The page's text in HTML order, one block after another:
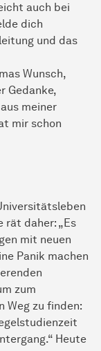
auch bei
dich
und das
Wunsch,
Gedanke,
meiner
mir schon
rät daher: „Es
mit neuen
Panik machen
zum
Weg zu finden:
Heute